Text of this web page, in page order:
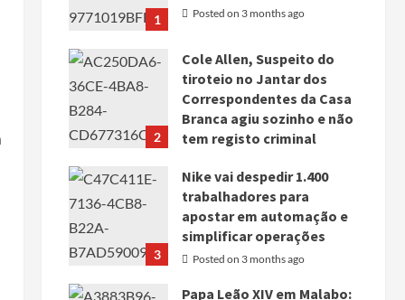
1 Posted on 3 months ago
2
Cole Allen, Suspeito do
tiroteio no Jantar dos
Correspondentes da Casa
Branca agiu sozinho e não
tem registo criminal
3
Nike vai despedir 1.400
trabalhadores para
apostar em automação e
simplificar operações
Posted on 3 months ago
Papa Leão XIV em Malabo: